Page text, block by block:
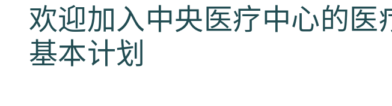
欢迎加入中央医疗中心的
基本计划